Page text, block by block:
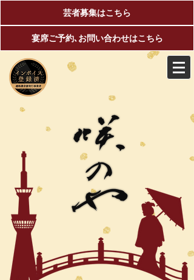
芸者募集はこちら
宴席ご予約､お問い合わせはこちら